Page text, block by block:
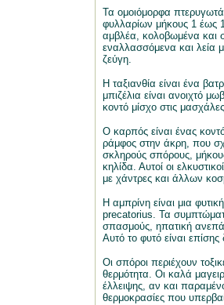
Τα ομοιόμορφα
φυλλαρίων μήκους 1 έως
αμβλέα, κολοβωμένα και
εναλλασσόμενα και λεία
ζεύγη.
Η ταξιανθία είναι ένα
μπιζέλια είναι ανοιχτό
κοντό μίσχο στις
Ο καρπός είναι ένας
ράμφος στην άκρη, που
σκληρούς σπόρους,
κηλίδα. Αυτοί οι
με χάντρες και άλλων
Η αμπρίνη είναι μια
precatorius. Τα
σπασμούς, ηπατική
Αυτό το φυτό είναι
Οι σπόροι περιέχουν
θερμότητα. Οι καλά
έλλειψης, αν και
θερμοκρασίες που